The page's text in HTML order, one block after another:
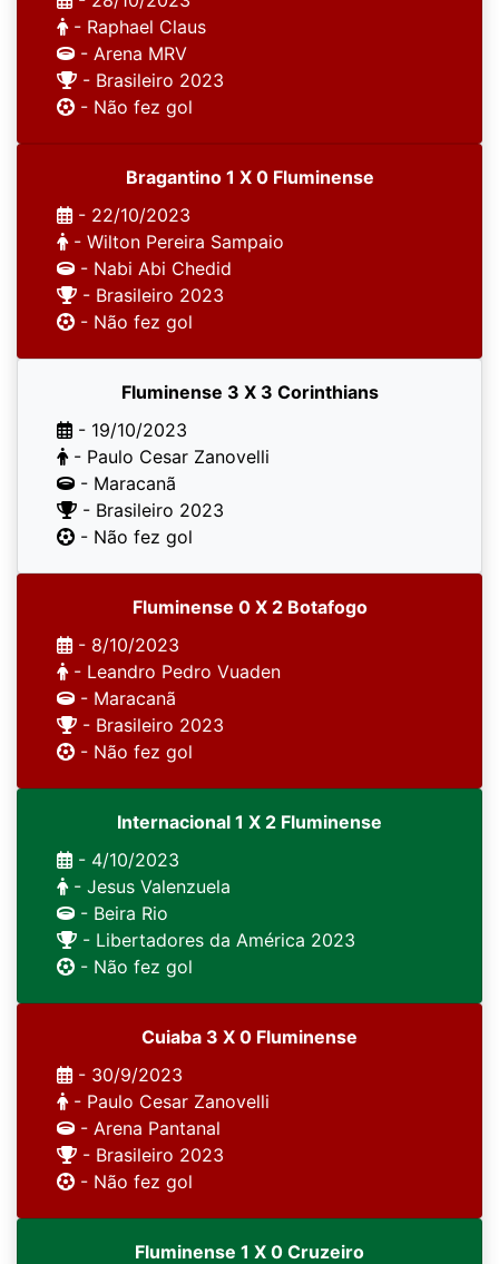
- Raphael Claus
- Arena MRV
- Brasileiro 2023
- Não fez gol
Bragantino 1 X 0 Fluminense
- 22/10/2023
- Wilton Pereira Sampaio
- Nabi Abi Chedid
- Brasileiro 2023
- Não fez gol
Fluminense 3 X 3 Corinthians
- 19/10/2023
- Paulo Cesar Zanovelli
- Maracanã
- Brasileiro 2023
- Não fez gol
Fluminense 0 X 2 Botafogo
- 8/10/2023
- Leandro Pedro Vuaden
- Maracanã
- Brasileiro 2023
- Não fez gol
Internacional 1 X 2 Fluminense
- 4/10/2023
- Jesus Valenzuela
- Beira Rio
- Libertadores da América 2023
- Não fez gol
Cuiaba 3 X 0 Fluminense
- 30/9/2023
- Paulo Cesar Zanovelli
- Arena Pantanal
- Brasileiro 2023
- Não fez gol
Fluminense 1 X 0 Cruzeiro